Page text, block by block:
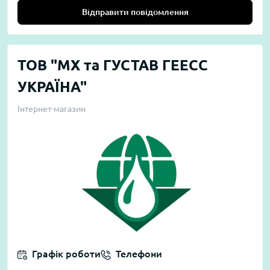
ТОВ "МХ та ГУСТАВ ГЕЕСС
УКРАЇНА"
Інтернет-магазин
Графік роботи Телефони
Відправити повідомлення